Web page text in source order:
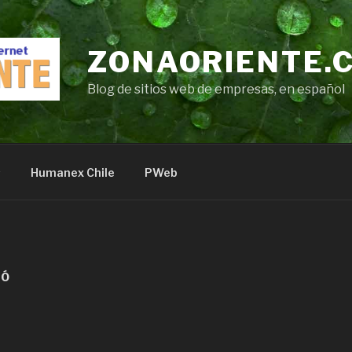
Blog de sitios web de empresas, en español
Humanex Chile PWeb